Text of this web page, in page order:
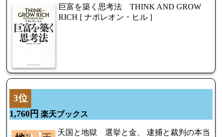
巨富を築く思考法 THINK AND GROW
RICH [ ナポレオン・ヒル ]
3位
1,760円 楽天ブックス
天国と地獄 選挙と金、 逮捕と裁判の本当